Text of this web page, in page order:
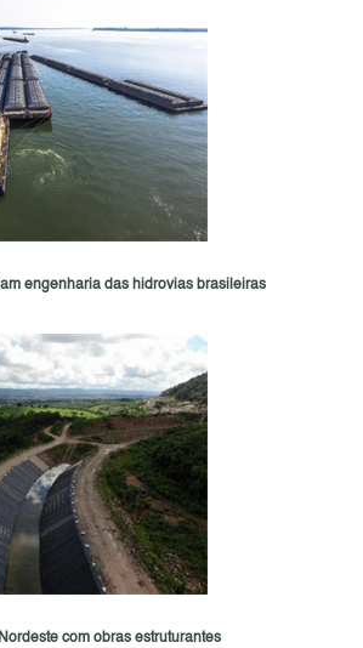
engenharia das hidrovias brasileiras
com obras estruturantes